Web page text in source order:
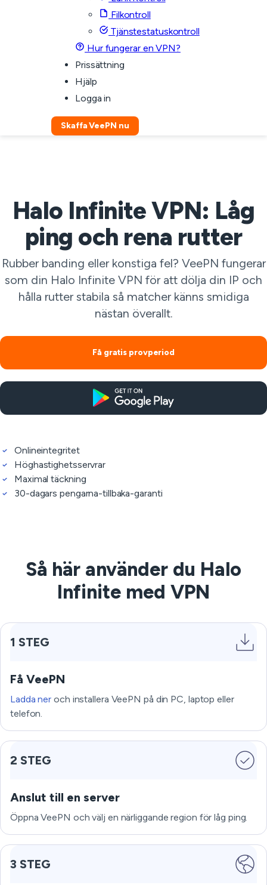
Filkontroll
Tjänstestatuskontroll
Hur fungerar en VPN?
Prissättning
Hjälp
Logga in
Skaffa VeePN nu
Halo Infinite VPN: Låg
ping och rena rutter
Rubber banding eller konstiga fel? VeePN fungerar
som din Halo Infinite VPN för att dölja din IP och
hålla rutter stabila så matcher känns smidiga
nästan överallt.
Få gratis provperiod
Onlineintegritet
Höghastighetsservrar
Maximal täckning
30-dagars pengarna-tillbaka-garanti
Så här använder du Halo
Infinite med VPN
1 STEG
Få VeePN
Ladda ner och installera VeePN på din PC, laptop eller
telefon.
2 STEG
Anslut till en server
Öppna VeePN och välj en närliggande region för låg ping.
3 STEG